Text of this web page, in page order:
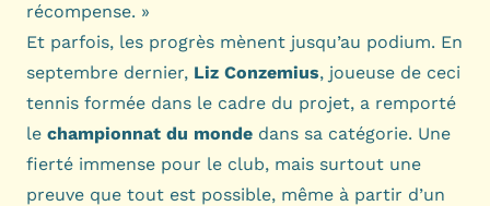
récompense. »
Et parfois, les progrès mènent jusqu’au podium. En
septembre dernier, Liz Conzemius, joueuse de ceci
tennis formée dans le cadre du projet, a remporté
le championnat du monde dans sa catégorie. Une
fierté immense pour le club, mais surtout une
preuve que tout est possible, même à partir d’un